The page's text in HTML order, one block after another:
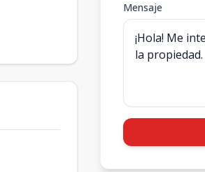
Mensaje